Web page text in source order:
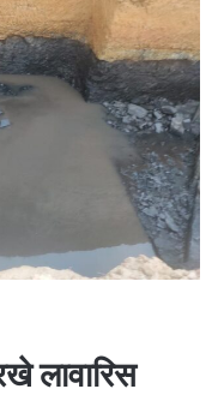
लावारिस